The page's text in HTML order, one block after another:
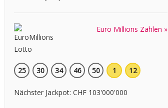
Euro Millions Zahlen »
25 30 34 46 50 1 12
Nächster Jackpot: CHF 103'000'000